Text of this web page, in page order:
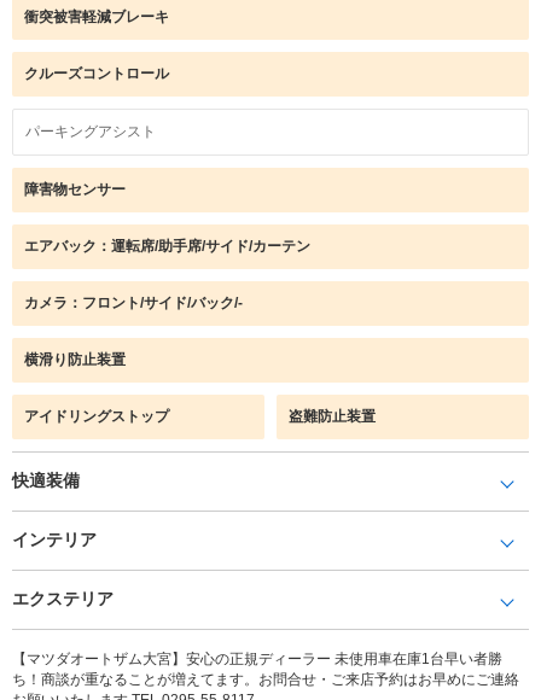
衝突被害軽減ブレーキ
クルーズコントロール
パーキングアシスト
障害物センサー
エアバック：運転席/助手席/サイド/カーテン
カメラ：フロント/サイド/バック/-
横滑り防止装置
アイドリングストップ 盗難防止装置
快適装備
インテリア
エクステリア
【マツダオートザム大宮】安心の正規ディーラー 未使用車在庫1台早い者勝
ち！商談が重なることが増えてます。お問合せ・ご来店予約はお早めにご連絡